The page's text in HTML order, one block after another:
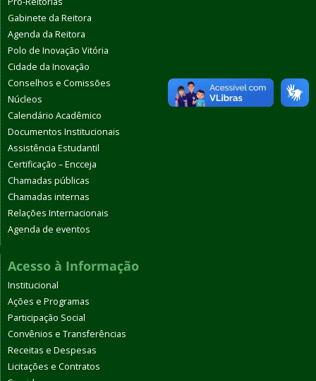
Gabinete da Reitora
Agenda da Reitora
Polo de Inovação Vitória
Cidade da Inovação
Conselhos e Comissões
Núcleos
Calendário Acadêmico
Documentos Institucionais
Assistência Estudantil
Certificação – Encceja
Chamadas públicas
Chamadas internas
Relações Internacionais
Agenda de eventos
Acesso à Informação
Institucional
Ações e Programas
Participação Social
Convênios e Transferências
Receitas e Despesas
Licitações e Contratos